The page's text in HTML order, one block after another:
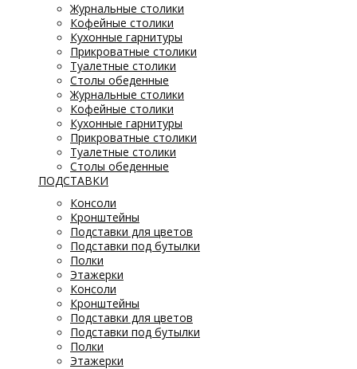
Журнальные столики
Кофейные столики
Кухонные гарнитуры
Прикроватные столики
Туалетные столики
Столы обеденные
Журнальные столики
Кофейные столики
Кухонные гарнитуры
Прикроватные столики
Туалетные столики
Столы обеденные
ПОДСТАВКИ
Консоли
Кронштейны
Подставки для цветов
Подставки под бутылки
Полки
Этажерки
Консоли
Кронштейны
Подставки для цветов
Подставки под бутылки
Полки
Этажерки